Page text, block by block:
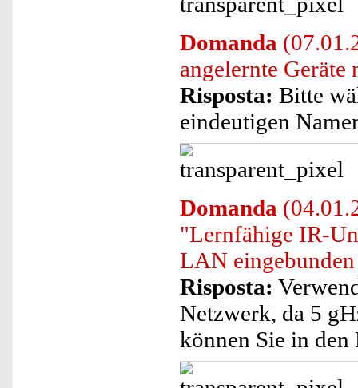
Domanda
angelernte
Risposta: Bitte
eindeutigen
Domanda
"Lernfähige IR-
LAN
Risposta:
Netzwerk, da 5
können Sie in den